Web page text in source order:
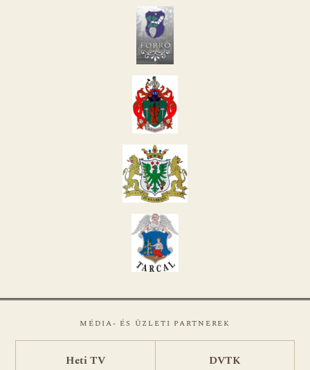
MÉDIA- ÉS ÜZLETI PARTNEREK
Heti TV DVTK